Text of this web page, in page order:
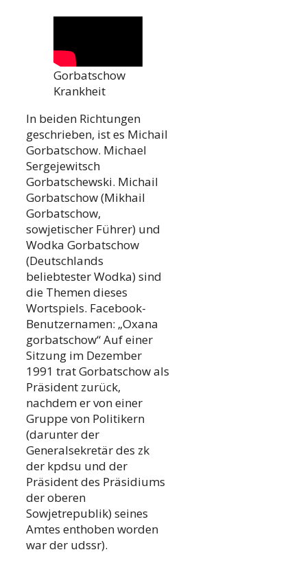
Gorbatschow
Krankheit
In beiden Richtungen
geschrieben, ist es Michail
Gorbatschow. Michael
Sergejewitsch
Gorbatschewski. Michail
Gorbatschow (Mikhail
Gorbatschow,
sowjetischer Führer) und
Wodka Gorbatschow
(Deutschlands
beliebtester Wodka) sind
die Themen dieses
Wortspiels. Facebook-
Benutzernamen: „Oxana
gorbatschow“ Auf einer
Sitzung im Dezember
1991 trat Gorbatschow als
Präsident zurück,
nachdem er von einer
Gruppe von Politikern
(darunter der
Generalsekretär des zk
der kpdsu und der
Präsident des Präsidiums
der oberen
Sowjetrepublik) seines
Amtes enthoben worden
war der udssr).